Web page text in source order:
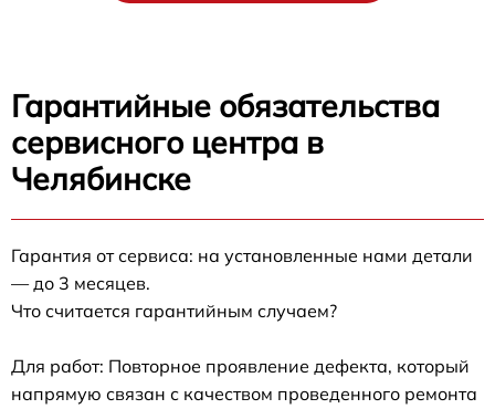
Гарантийные обязательства
сервисного центра в
Челябинске
Гарантия от сервиса: на установленные нами детали
— до 3 месяцев.
Что считается гарантийным случаем?
Для работ: Повторное проявление дефекта, который
напрямую связан с качеством проведенного ремонта